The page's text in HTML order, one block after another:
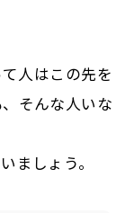
人はこの先を
そんな人いな
ましょう。